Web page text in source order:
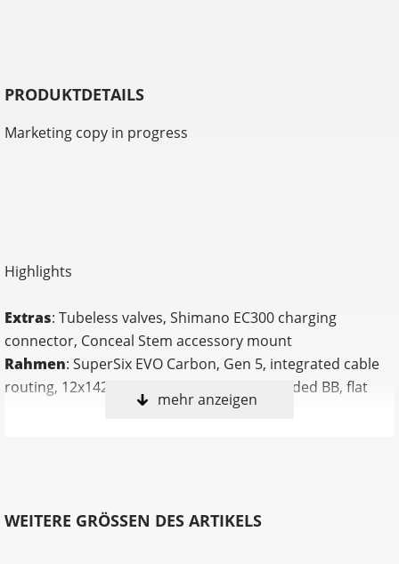
PRODUKTDETAILS
Marketing copy in progress
Highlights
Extras: Tubeless valves, Shimano EC300 charging
connector, Conceal Stem accessory mount
Rahmen: SuperSix EVO Carbon, Gen 5, integrated cable
routing, 12x142 thru-axle, BSA 68mm threaded BB, flat
mount disc, integrated seat binder, UDH
race, 12x100mm thru-axle, flat mount disc, internal
mehr anzeigen
WEITERE GRÖSSEN DES ARTIKELS